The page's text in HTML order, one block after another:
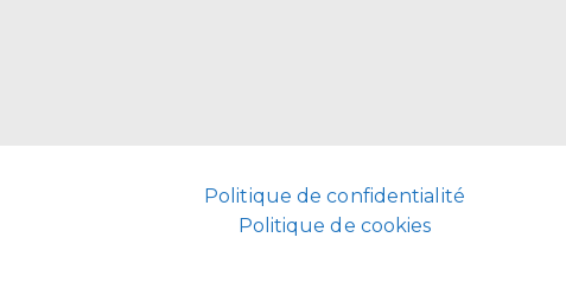
Politique de confidentialité
Politique de cookies